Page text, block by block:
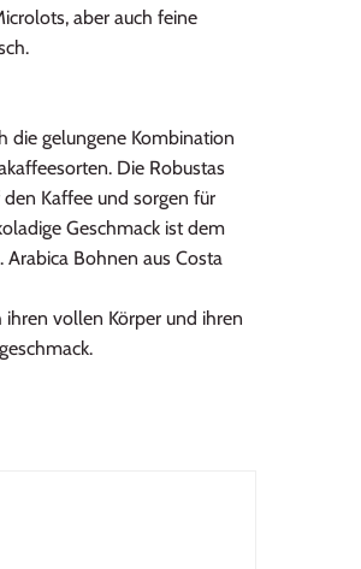
aber auch feine
die gelungene Kombination
Die Robustas
Kaffee und sorgen für
Geschmack ist dem
Arabica Bohnen aus Costa
vollen Körper und ihren